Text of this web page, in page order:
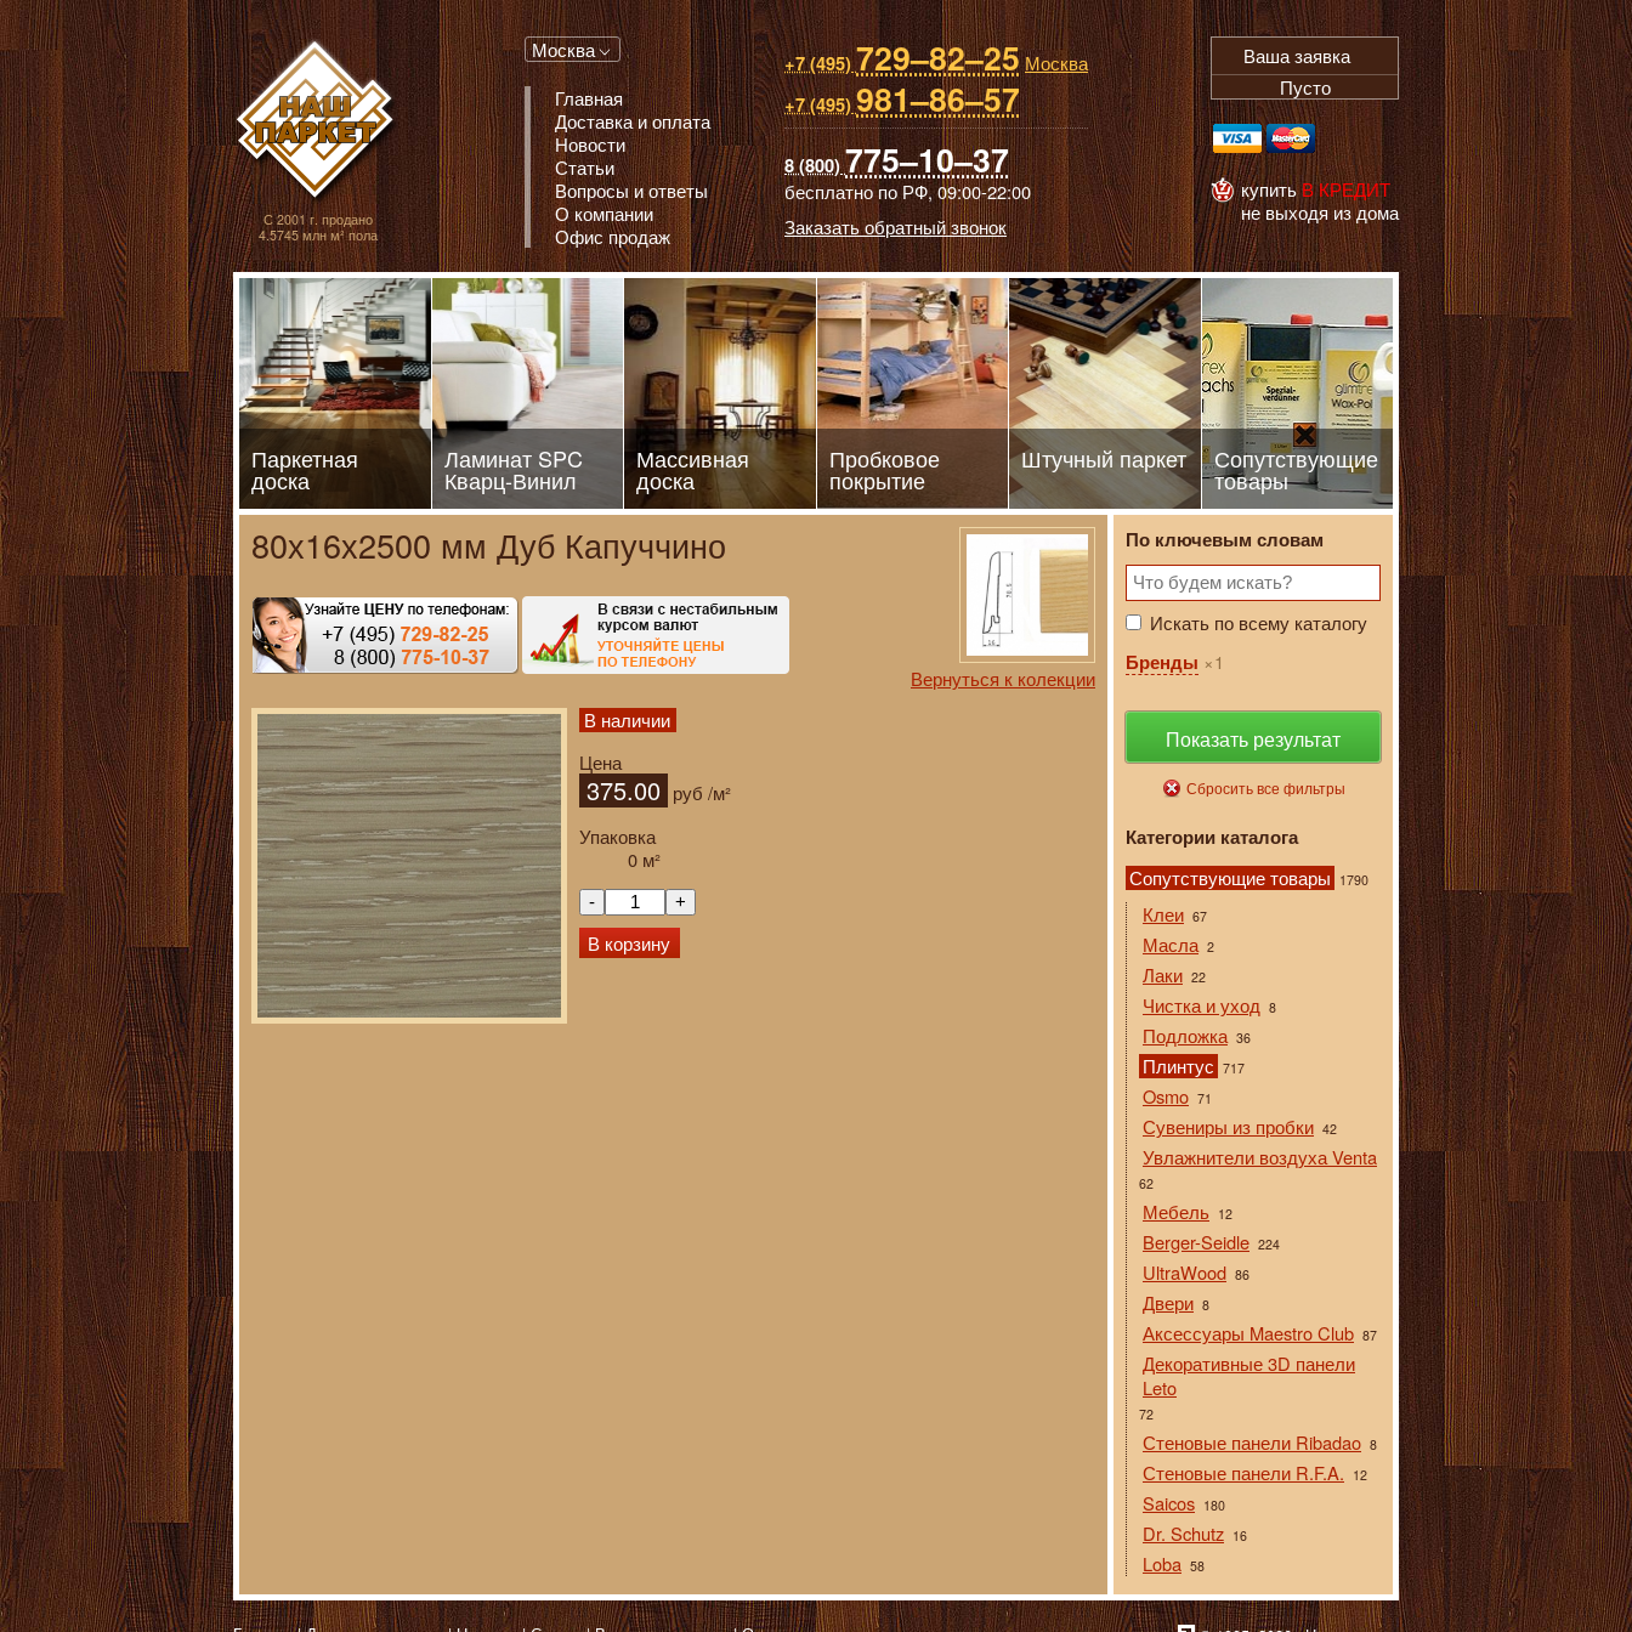
Паркет, Штучный паркет, Массивная доска, Ламинированный паркет
С 2001 г. продано
4.5745 млн м² пола
Москва
Главная
Доставка и оплата
Новости
Статьи
Вопросы и ответы
О компании
Офис продаж
+7 (495)729–82–25 Москва
+7 (495)981–86–57
8 (800)775–10–37
бесплатно по РФ,09:00-22:00
Заказать обратный звонок
Ваша заявка
Пусто
купитьВ КРЕДИТ
не выходя из дома
Паркетная
доска
Ламинат SPC
Кварц-Винил
Массивная
доска
Пробковое
покрытие
Штучный паркет Сопутствующие
товары
80х16х2500 мм Дуб Капуччино
Вернуться к колекции
В наличии
Цена
375.00 руб /м²
Упаковка
0 м²
- +
В корзину
По ключевым словам
Искать по всему каталогу
Бренды
1
Показать результат
Сбросить все фильтры
Категории каталога
Сопутствующие товары 1790
Клеи 67
Масла 2
Лаки 22
Чистка и уход 8
Подложка 36
Плинтус 717
Osmo 71
Сувениры из пробки 42
Увлажнители воздуха Venta
62
Мебель 12
Berger-Seidle 224
UltraWood 86
Двери 8
Аксессуары Maestro Club 87
Декоративные 3D панели
Leto
72
Стеновые панели Ribadao 8
Стеновые панели R.F.A. 12
Saicos 180
Dr. Schutz 16
Loba 58